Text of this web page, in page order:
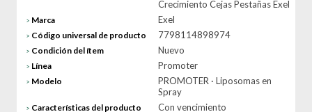
Crecimiento Cejas Pestañas Exel
> Marca Exel
> Código universal de producto 7798114898974
> Condición del ítem Nuevo
> Línea Promoter
> Modelo
PROMOTER · Liposomas en
Spray
> Características del producto Con vencimiento